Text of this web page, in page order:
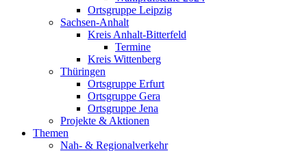
Ortsgruppe Leipzig
Sachsen-Anhalt
Kreis Anhalt-Bitterfeld
Termine
Kreis Wittenberg
Thüringen
Ortsgruppe Erfurt
Ortsgruppe Gera
Ortsgruppe Jena
Projekte & Aktionen
Themen
Nah- & Regionalverkehr